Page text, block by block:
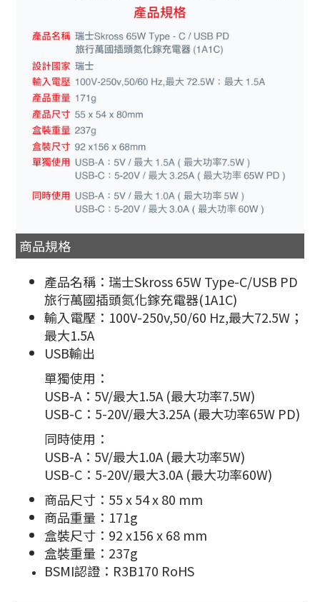
商品規格
產品名稱：瑞士Skross 65W Type-C/USB PD
旅行萬國插頭氮化鎵充電器(1A1C)
輸入電壓：100V-250v,50/60 Hz,最大72.5W；
最大1.5A
USB輸出
單獨使用：
USB-A：5V/最大1.5A (最大功率7.5W)
USB-C：5-20V/最大3.25A (最大功率65W PD)
同時使用：
USB-A：5V/最大1.0A (最大功率5W)
USB-C：5-20V/最大3.0A (最大功率60W)
商品尺寸：55 x 54 x 80 mm
商品重量：171g
盒裝尺寸：92 x156 x 68 mm
盒裝重量：237g
BSMI認證：R3B170 RoHS